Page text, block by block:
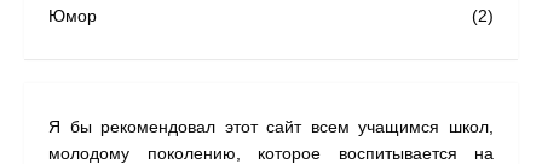
(2)
Юмор
Я бы рекомендовал этот сайт всем учащимся школ,
молодому поколению, которое воспитывается на